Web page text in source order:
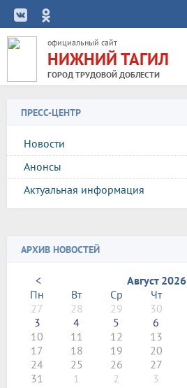
официальный сайт
НИЖНИЙ ТАГИЛ
ГОРОД ТРУДОВОЙ ДОБЛЕСТИ
ПРЕСС-ЦЕНТР
Новости
Анонсы
Актуальная информация
АРХИВ НОВОСТЕЙ
<
Август 2026
Пн
Вт Ср Чт
27
28 29 30
3
4 5 6
10
11 12 13
17
18 19 20
24
25 26 27
31
1 2 3